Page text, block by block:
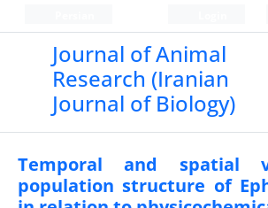
Journal of Animal
Research (Iranian
Journal of Biology)
Temporal and spatial
population structure of